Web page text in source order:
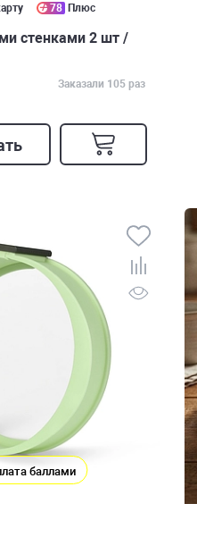
78 Плюс
стенками 2 шт /
Заказали 105 раз
баллами